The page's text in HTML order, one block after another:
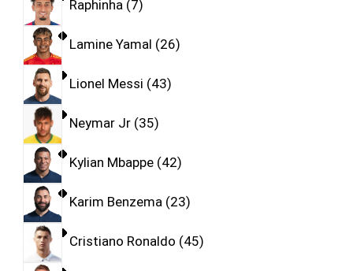
Raphinha 7
Lamine Yamal 26
Lionel Messi 43
Neymar Jr 35
Kylian Mbappe 42
Karim Benzema 23
Cristiano Ronaldo 45